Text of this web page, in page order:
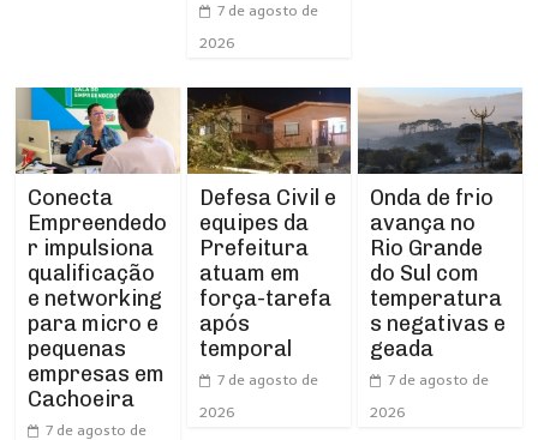
7 de agosto de
2026
Conecta
Empreendedo
r impulsiona
qualificação
e networking
para micro e
pequenas
empresas em
Cachoeira
7 de agosto de
Defesa Civil e
equipes da
Prefeitura
atuam em
força-tarefa
após
temporal
7 de agosto de
2026
Onda de frio
avança no
Rio Grande
do Sul com
temperatura
s negativas e
geada
7 de agosto de
2026